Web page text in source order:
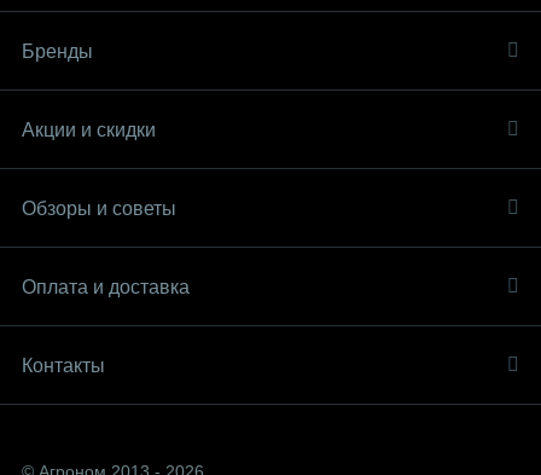
Бренды
Акции и скидки
Обзоры и советы
Оплата и доставка
Контакты